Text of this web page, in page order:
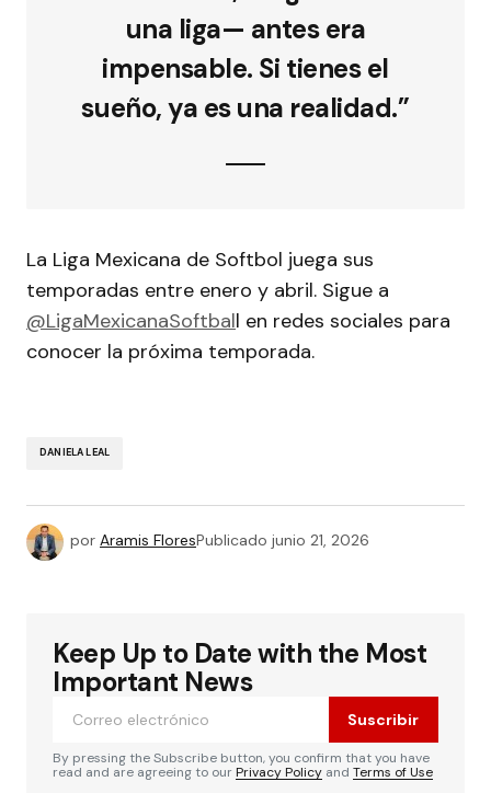
una liga— antes era
impensable. Si tienes el
sueño, ya es una realidad.”
La Liga Mexicana de Softbol juega sus
temporadas entre enero y abril. Sigue a
@LigaMexicanaSoftball en redes sociales para
conocer la próxima temporada.
DANIELA LEAL
por Aramis FloresPublicado junio 21, 2026
Keep Up to Date with the Most
Important News
Suscribir
By pressing the Subscribe button, you confirm that you have
read and are agreeing to ourPrivacy Policy and Terms of Use